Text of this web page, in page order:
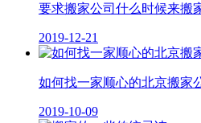
要求搬家公司什么时候来搬
2019-12-21
如何找一家顺心的北京搬家
2019-10-09